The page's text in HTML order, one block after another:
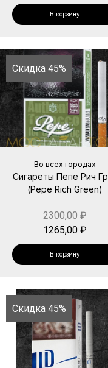
В корзину
Скидка 45%
Во всех городах
Сигареты Пепе Рич
(Pepe Rich Green)
2300,00₽
1265,00 ₽
В корзину
Скидка 45%